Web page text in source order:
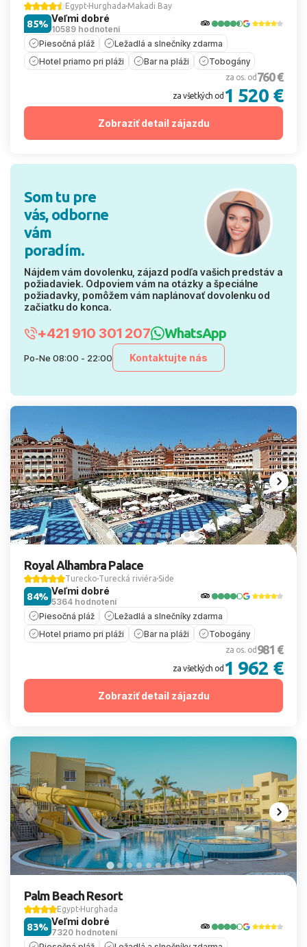
Egypt Hurghada Makadi Bay
Veľmi dobré
10589 hodnotení
85%
Piesočná pláž
Ležadlá a slnečníky zdarma
Hotel priamo pri pláži
Bar na pláži Tobogány
za os. od 760 €
za všetkých od 1 520 €
Zobraziť detail zájazdu
Som tu pre
vás, odborne
vám
poradím.
Nájdem vám dovolenku, zájazd podľa vašich predstáv a
požiadaviek. Odpoviem vám na otázky a špeciálne
požiadavky, pomôžem vám naplánovať dovolenku od
začiatku do konca.
+421 910 301 207 WhatsApp
Po-Ne 08:00 - 22:00 Kontaktujte nás
Royal Alhambra Palace
Turecko Turecká riviéra Side
Veľmi dobré
5364 hodnotení
84%
Piesočná pláž
Ležadlá a slnečníky zdarma
Hotel priamo pri pláži
Bar na pláži Tobogány
za os. od 981 €
za všetkých od 1 962 €
Zobraziť detail zájazdu
Palm Beach Resort
Egypt Hurghada
Veľmi dobré
7320 hodnotení
83%